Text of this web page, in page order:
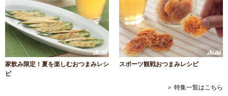
家飲み限定！夏を楽しむおつまみレシ
ピ
スポーツ観戦おつまみレシピ
＞ 特集一覧はこちら